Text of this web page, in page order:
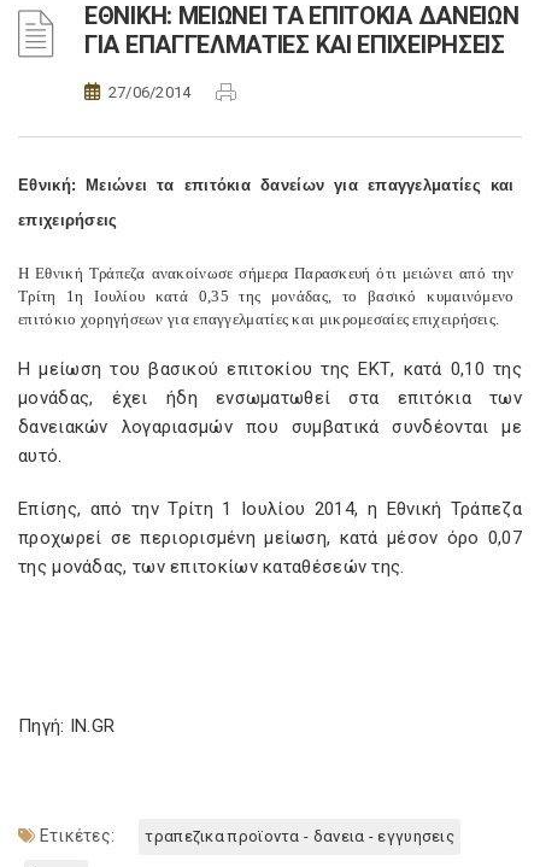
ΕΘΝΙΚΗ: ΜΕΙΩΝΕΙ ΤΑ ΕΠΙΤΟΚΙΑ ΔΑΝΕΙΩΝ
ΓΙΑ ΕΠΑΓΓΕΛΜΑΤΙΕΣ ΚΑΙ ΕΠΙΧΕΙΡΗΣΕΙΣ
27/06/2014
Εθνική: Μειώνει τα επιτόκια δανείων για επαγγελματίες και
επιχειρήσεις
Η Εθνική Τράπεζα ανακοίνωσε σήμερα Παρασκευή ότι μειώνει από την
Τρίτη 1η Ιουλίου κατά 0,35 της μονάδας, το βασικό κυμαινόμενο
επιτόκιο χορηγήσεων για επαγγελματίες και μικρομεσαίες επιχειρήσεις.
Η μείωση του βασικού επιτοκίου της ΕΚΤ, κατά 0,10 της
μονάδας, έχει ήδη ενσωματωθεί στα επιτόκια των
δανειακών λογαριασμών που συμβατικά συνδέονται με
αυτό.
Επίσης, από την Τρίτη 1 Ιουλίου 2014, η Εθνική Τράπεζα
προχωρεί σε περιορισμένη μείωση, κατά μέσον όρο 0,07
της μονάδας, των επιτοκίων καταθέσεών της.
Πηγή: IN.GR
Ετικέτες: τραπεζικα προϊοντα - δανεια - εγγυησεις